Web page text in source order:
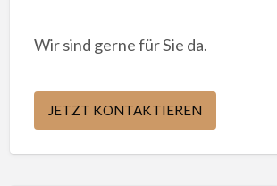
Wir sind gerne für Sie da.
JETZT KONTAKTIEREN